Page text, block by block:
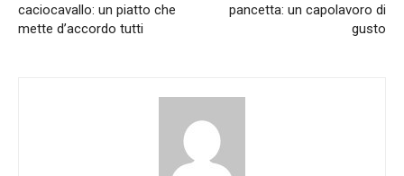
caciocavallo: un piatto che
mette d’accordo tutti
pancetta: un capolavoro di
gusto